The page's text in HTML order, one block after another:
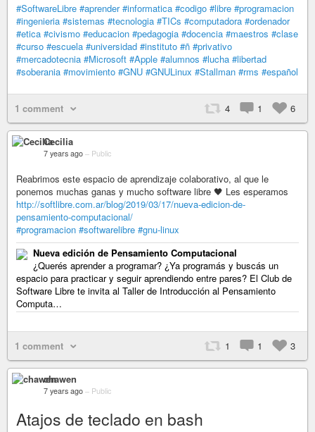
#SoftwareLibre #aprender #informatica #codigo #libre #programacion
#ingenieria #sistemas #tecnologia #TICs #computadora #ordenador
#etica #civismo #educacion #pedagogia #docencia #maestros #clase
#curso #escuela #universidad #instituto #ñ #privativo
#mercadotecnia #Microsoft #Apple #alumnos #lucha #libertad
#soberania #movimiento #GNU #GNULinux #Stallman #rms #español
1 comment 4 1 6
Cecilia
7 years ago – Public
Reabrimos este espacio de aprendizaje colaborativo, al que le
ponemos muchas ganas y mucho software libre 🖤 Les esperamos
http://softlibre.com.ar/blog/2019/03/17/nueva-edicion-de-
pensamiento-computacional/
#programacion #softwarelibre #gnu-linux
Nueva edición de Pensamiento Computacional
¿Querés aprender a programar? ¿Ya programás y buscás un
espacio para practicar y seguir aprendiendo entre pares? El Club de
Software Libre te invita al Taller de Introducción al Pensamiento
Computa…
1 comment 1 1 3
chawen
7 years ago – Public
Atajos de teclado en bash